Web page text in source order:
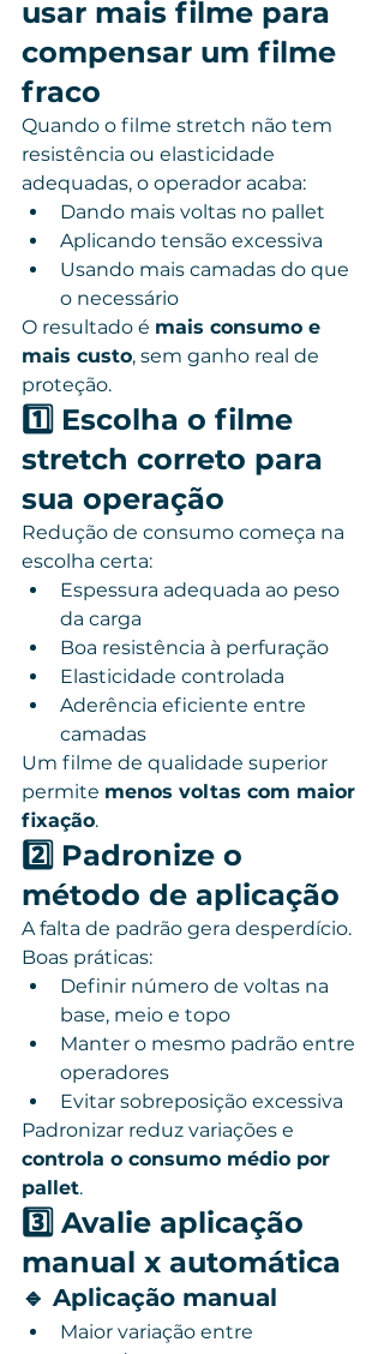
usar mais filme para
compensar um filme
fraco
Quando o filme stretch não tem
resistência ou elasticidade
adequadas, o operador acaba:
Dando mais voltas no pallet
Aplicando tensão excessiva
Usando mais camadas do que
o necessário
O resultado é mais consumo e
mais custo, sem ganho real de
proteção.
1️⃣ Escolha o filme
stretch correto para
sua operação
Redução de consumo começa na
escolha certa:
Espessura adequada ao peso
da carga
Boa resistência à perfuração
Elasticidade controlada
Aderência eficiente entre
camadas
Um filme de qualidade superior
permite menos voltas com maior
fixação.
2️⃣ Padronize o
método de aplicação
A falta de padrão gera desperdício.
Boas práticas:
Definir número de voltas na
base, meio e topo
Manter o mesmo padrão entre
operadores
Evitar sobreposição excessiva
Padronizar reduz variações e
controla o consumo médio por
pallet.
3️⃣ Avalie aplicação
manual x automática
🔹 Aplicação manual
Maior variação entre